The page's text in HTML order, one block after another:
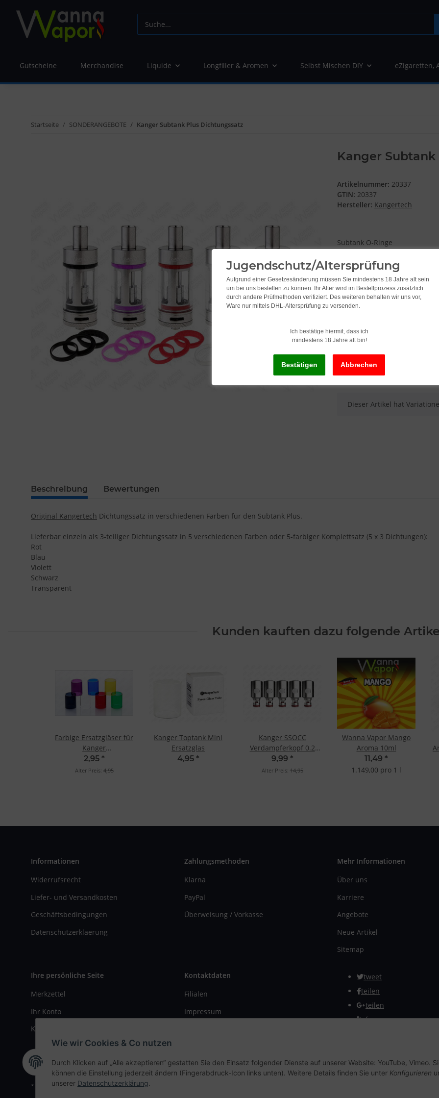
Gutscheine Merchandise Liquide Longfiller & Aromen Selbst Mischen DIY eZigaretten,
Startseite SONDERANGEBOTE Kanger Subtank Plus Dichtungssatz
Kanger
Artikelnummer: 20337
GTIN: 20337
Hersteller: Kangertech
Subtank O-Ringe
Bitte wählen Sie eine
0,49
Alter Preis: 0,95
Lieferstatus: Sofort ab Lager
x
Dieser Artikel hat
Beschreibung Bewertungen
Original Kangertech Dichtungssatz in verschiedenen Farben für den Subtank Plus.
Lieferbar einzeln als 3-teiliger Dichtungssatz in 5 verschiedenen Farben oder 5-farbiger Komplettsatz (5 x 3 Dichtungen):
Rot
Blau
Violett
Schwarz
Transparent
Kunden kauften dazu folgende
Farbige Ersatzgläser für
Kanger
Subtank/Subtank Plus
Transparent
2,95 *
Alter Preis: 4,95
Kanger Toptank Mini
Ersatzglas
4,95 *
Kanger SSOCC
Verdampferkopf 0.2
Ohm SS (5 Stk.)
9,99 *
Alter Preis: 14,95
Wanna Vapor Mango
Aroma 10ml
11,49 *
1.149,00 pro 1 l
Informationen
Widerrufsrecht
Liefer- und Versandkosten
Geschäftsbedingungen
Datenschutzerklaerung
Zahlungsmethoden
Klarna
PayPal
Überweisung / Vorkasse
Mehr Informationen
Über uns
Karriere
Angebote
Neue Artikel
Sitemap
Ihre persönliche Seite
Merkzettel
Ihr Konto
Kasse
Kontaktdaten
Filialen
Impressum
tweet
teilen
teilen
Info
Vertrag widerrufen
* Alle Preise inkl. gesetzlicher USt., zzgl.Versand
Jugendschutz/Altersprüfung
Aufgrund einer Gesetzesänderung müssen Sie mindestens 18 Jahre alt sein
um bei uns bestellen zu können. Ihr Alter wird im Bestellprozess zusätzlich
durch andere Prüfmethoden verifiziert. Des weiteren behalten wir uns vor,
Ware nur mittels DHL-Altersprüfung zu versenden.
Ich bestätige hiermit, dass ich
mindestens 18 Jahre alt bin!
Wie wir Cookies & Co nutzen
Durch Klicken auf „Alle akzeptieren“ gestatten Sie den Einsatz folgender Dienste auf unserer Website: YouTube, Vimeo.
können die Einstellung jederzeit ändern (Fingerabdruck-Icon links unten). Weitere Details finden Sie unter Konfigurieren
unserer Datenschutzerklärung.